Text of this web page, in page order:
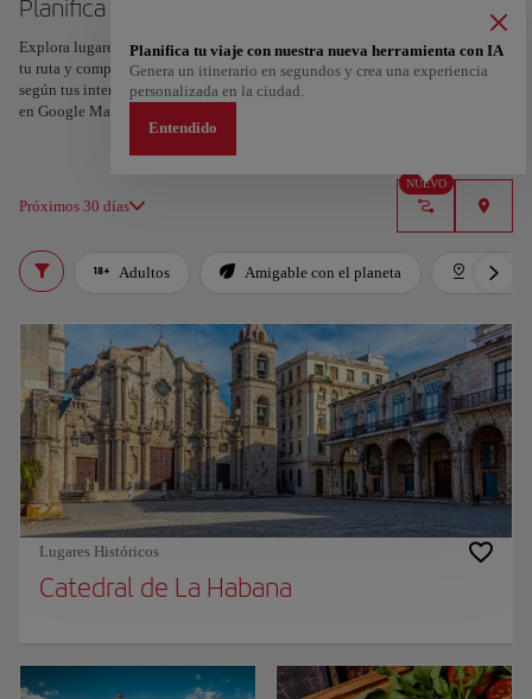
Planifica tu viaje a Cuba
Explora lugares, experiencias y marca con el corazón tus favoritos para crear
tu ruta y compartirla. ¿Quieres más ideas? Obtén un itinerario personalizado
según tus intereses y la duración de tu viaje: en sólo dos pasos y descargable
en Google Maps.
Próximos 30 días
NUEVO
Planifica tu viaje con nuestra nueva herramienta con IA
Genera un itinerario en segundos y crea una experiencia
personalizada en la ciudad.
Entendido
Adultos Amigable con el planeta
Lugares Históricos
Catedral de La Habana